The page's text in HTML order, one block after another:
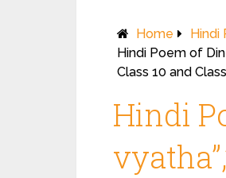
Home
Hindi
Hindi Poem of
Class 10 and
Hindi